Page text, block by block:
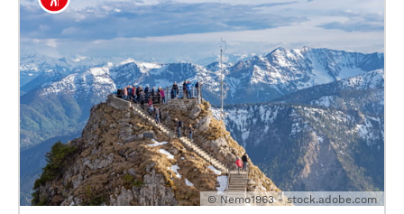
© Nemo1963 - stock.adobe.com